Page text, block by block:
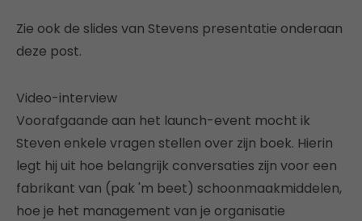
Zie ook de slides van Stevens presentatie onderaan
deze post.
Video-interview
Voorafgaande aan het launch-event mocht ik
Steven enkele vragen stellen over zijn boek. Hierin
legt hij uit hoe belangrijk conversaties zijn voor een
fabrikant van (pak 'm beet) schoonmaakmiddelen,
hoe je het management van je organisatie